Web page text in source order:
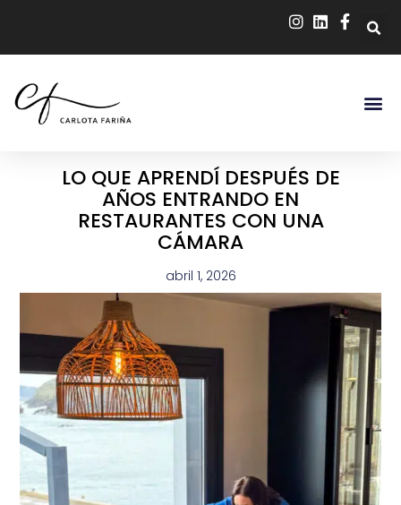
LO QUE APRENDÍ DESPUÉS DE
AÑOS ENTRANDO EN
RESTAURANTES CON UNA
CÁMARA
abril 1, 2026